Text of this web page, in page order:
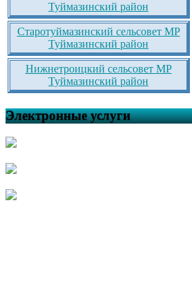
Туймазинский район
Старотуймазинский сельсовет МР
Туймазинский район
Нижнетроицкий сельсовет МР
Туймазинский район
Электронные услуги